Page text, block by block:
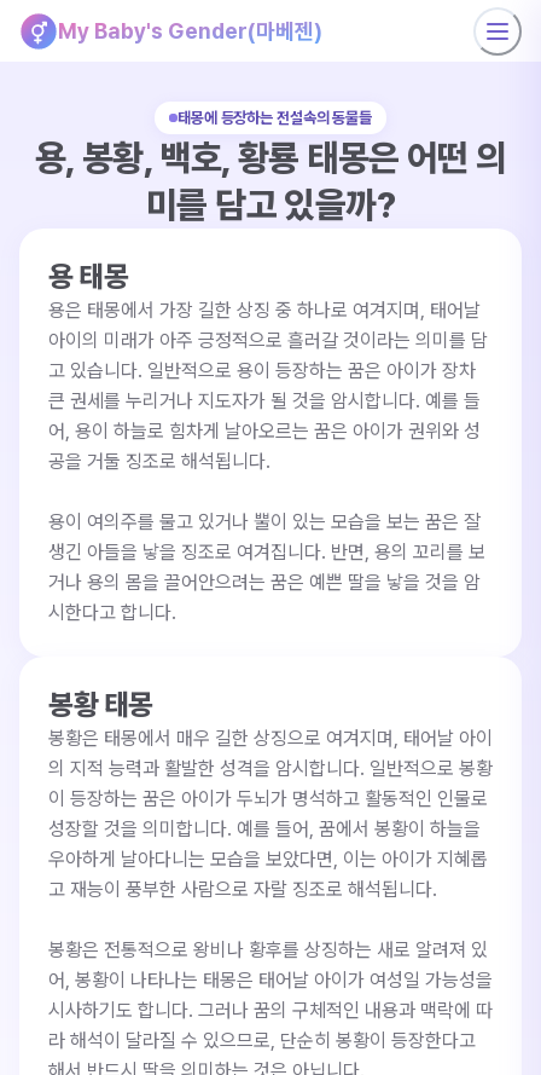
My Baby's Gender(마베젠)
태몽에 등장하는 전설속의 동물들
용, 봉황, 백호, 황룡 태몽은 어떤 의
미를 담고 있을까?
용 태몽
용은 태몽에서 가장 길한 상징 중 하나로 여겨지며, 태어날
아이의 미래가 아주 긍정적으로 흘러갈 것이라는 의미를 담
고 있습니다. 일반적으로 용이 등장하는 꿈은 아이가 장차
큰 권세를 누리거나 지도자가 될 것을 암시합니다. 예를 들
어, 용이 하늘로 힘차게 날아오르는 꿈은 아이가 권위와 성
공을 거둘 징조로 해석됩니다.
용이 여의주를 물고 있거나 뿔이 있는 모습을 보는 꿈은 잘
생긴 아들을 낳을 징조로 여겨집니다. 반면, 용의 꼬리를 보
거나 용의 몸을 끌어안으려는 꿈은 예쁜 딸을 낳을 것을 암
시한다고 합니다.
봉황 태몽
봉황은 태몽에서 매우 길한 상징으로 여겨지며, 태어날 아이
의 지적 능력과 활발한 성격을 암시합니다. 일반적으로 봉황
이 등장하는 꿈은 아이가 두뇌가 명석하고 활동적인 인물로
성장할 것을 의미합니다. 예를 들어, 꿈에서 봉황이 하늘을
우아하게 날아다니는 모습을 보았다면, 이는 아이가 지혜롭
고 재능이 풍부한 사람으로 자랄 징조로 해석됩니다.
봉황은 전통적으로 왕비나 황후를 상징하는 새로 알려져 있
어, 봉황이 나타나는 태몽은 태어날 아이가 여성일 가능성을
시사하기도 합니다. 그러나 꿈의 구체적인 내용과 맥락에 따
라 해석이 달라질 수 있으므로, 단순히 봉황이 등장한다고